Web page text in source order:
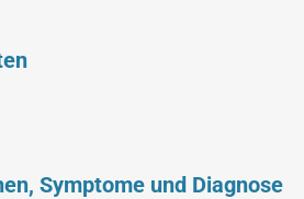
Symptome und Diagnose